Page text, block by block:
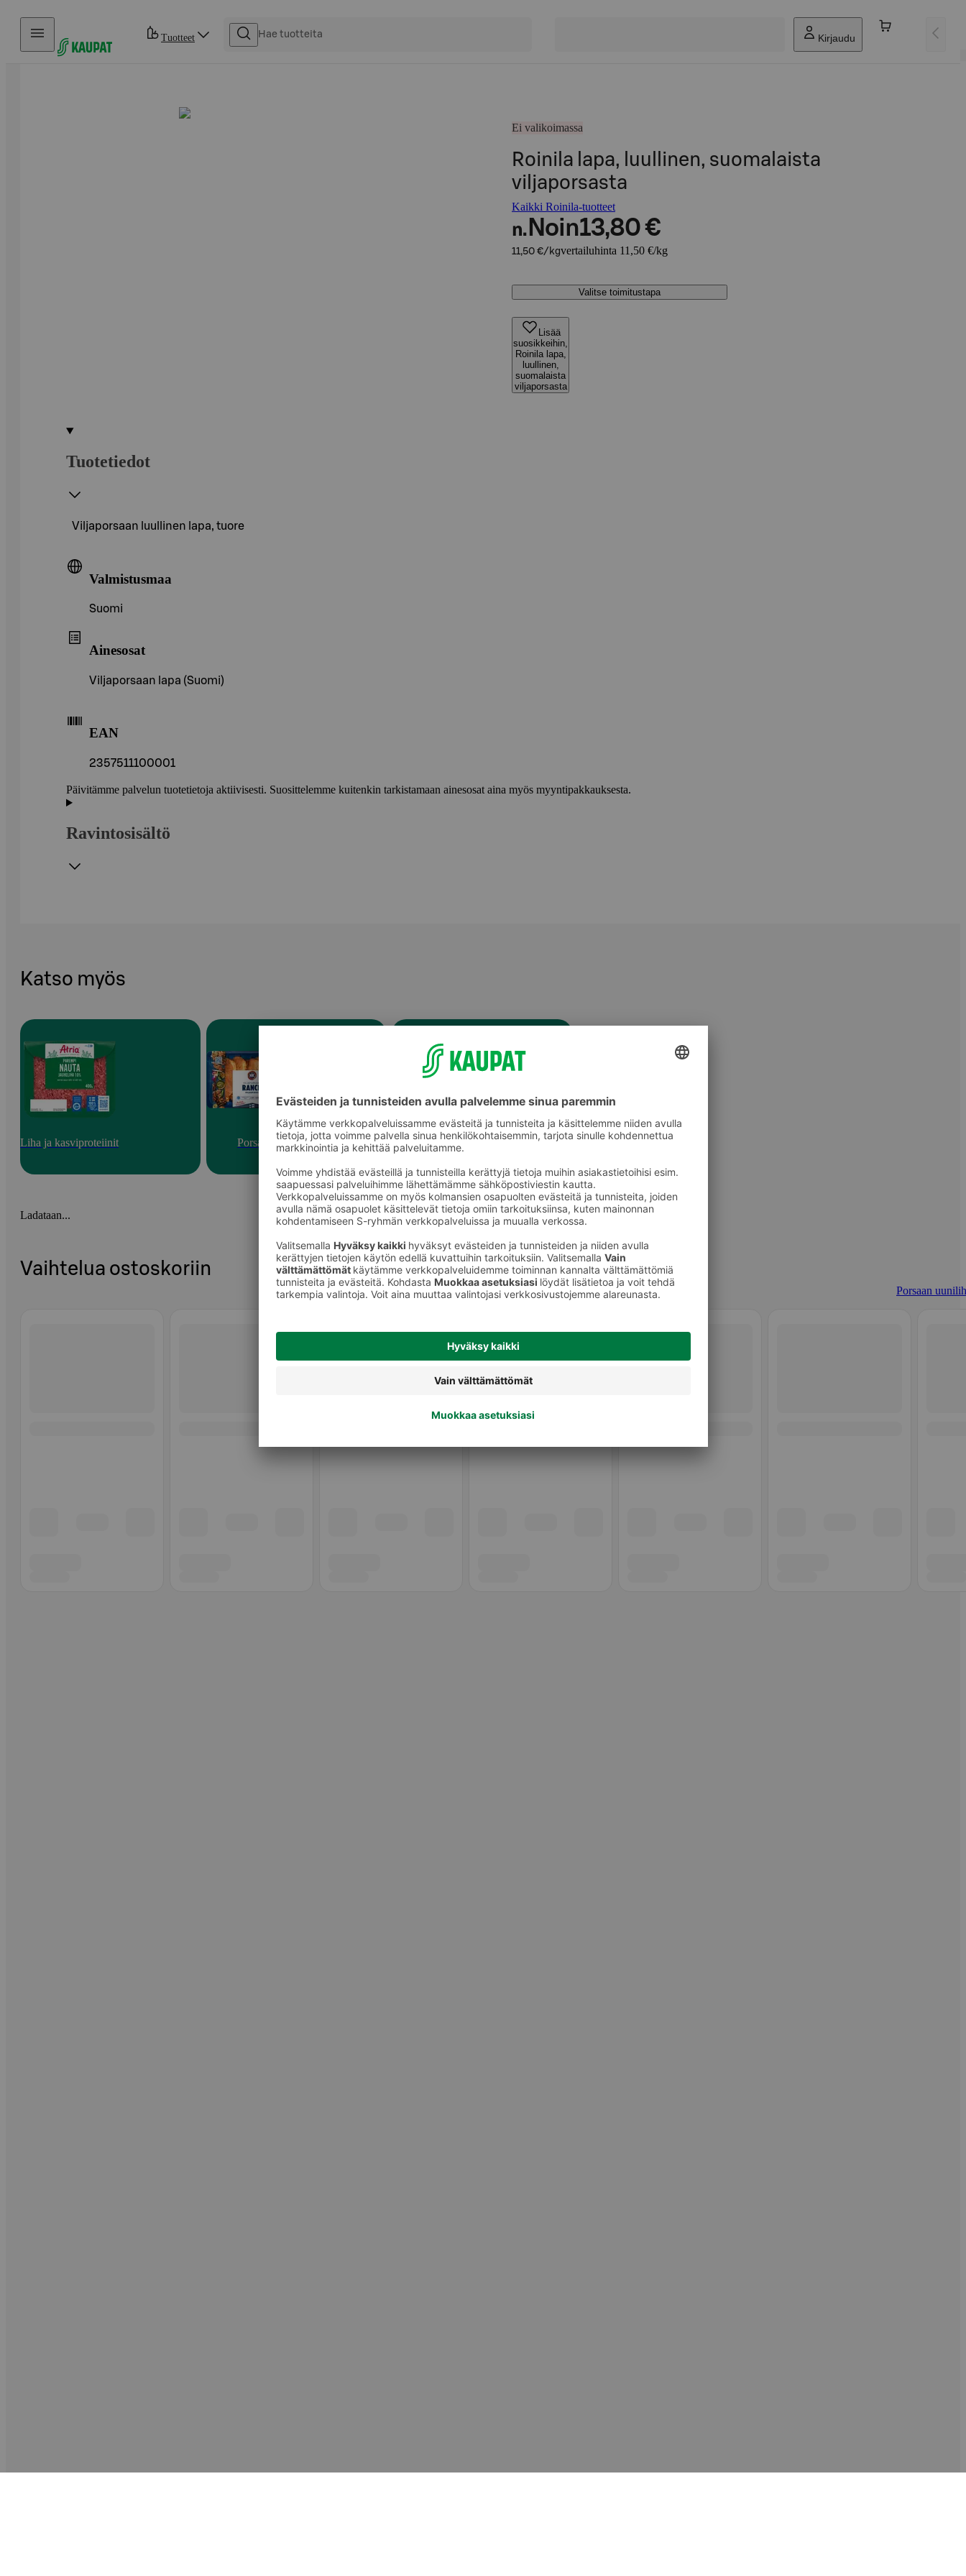
Hyppää sisältöön
Tuotteet Kirjaudu
Ei valikoimassa
Roinila lapa, luullinen, suomalaista
viljaporsasta
Kaikki Roinila-tuotteet
n. Noin13,80 €
11,50 €/kgvertailuhinta 11,50 €/kg
Valitse toimitustapa
Lisää
suosikkeihin,
Roinila lapa,
luullinen,
suomalaista
viljaporsasta
Tuotetiedot
Viljaporsaan luullinen lapa, tuore
Valmistusmaa
Suomi
Ainesosat
Viljaporsaan lapa (Suomi)
EAN
2357511100001
Päivitämme palvelun tuotetietoja aktiivisesti. Suosittelemme kuitenkin tarkistamaan ainesosat aina myös myyntipakkauksesta.
Ravintosisältö
Katso myös
Liha ja kasviproteiinit Porsas Porsaan uunilihat
Ladataan...
Vaihtelua ostoskoriin
Porsaan